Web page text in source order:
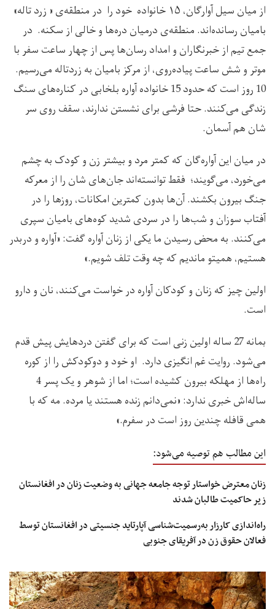
از میان سیل آوارگان، ۱۵ خانواده خود را در منطقه‌ی « زرد تاله»
بامیان رسانده‌اند. منطقه‌ی درمیان دره‌ها و خالی از سکنه. در
جمع تیم از خبرنگاران و امداد رسان‌ها پس از چهار ساعت سفر با
موتر و شش ساعت پیاده‌روی، از مرکز بامیان به زردتاله می‌رسیم.
10 روز است که حدود 15 خانواده آواره بلخابی در کناره‌های سنگ
زندگی می‌کنند. حتا فرشی برای نشستن ندارند، سقف روی سر
شان هم آسمان.
در میان این آواره‌گان که کمتر مرد و بیشتر زن و کودک به چشم
می‌خورد، می‌گویند؛ فقط توانسته‌اند جان‌های شان را از معرکه
جنگ بیرون بکشند. آن‌ها بدون کمترین امکانات، روزها را در
آفتاب سوزان و شب‌ها را در سردی شدید کوه‌های بامیان سپری
می‌کنند. به محض رسیدن ما یکی از زنان آواره گفت: «آواره و دربدر
هستیم، همیتو ماندیم که چه وقت تلف شویم.»
اولین چیز که زنان و کودکان آواره در خواست می‌کنند، نان و دارو
است.
بمانه 27 ساله اولین زنی است که برای گفتن دردهایش پیش قدم
می‌شود. روایت غم ‌انگیزی دارد. او خود و دوکودکش را از کوره
راه‌ها از مهلکه بیرون ‌کشیده است؛ اما از شوهر و یک پسر 4
ساله‌اش خبری ندارد: «نمی‌دانم زنده هستند یا مرده. مه که با
همی قافله چندین روز است در سفرم.»
این مطالب هم توصیه می‌شود:
زنان معترض خواستار توجه جامعه جهانی به وضعیت زنان در افغانستان
زیر حاکمیت طالبان شدند
راه‌اندازی کارزار به‌رسمیت‌شناسی آپارتاید جنسیتی در افغانستان توسط
فعالان حقوق زن در آفریقای جنوبی